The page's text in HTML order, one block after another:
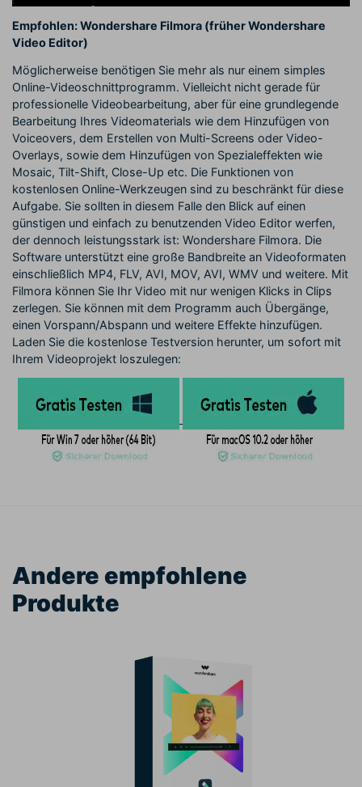
Empfohlen: Wondershare Filmora (früher Wondershare
Video Editor)
Möglicherweise benötigen Sie mehr als nur einem simples
Online-Videoschnittprogramm. Vielleicht nicht gerade für
professionelle Videobearbeitung, aber für eine grundlegende
Bearbeitung Ihres Videomaterials wie dem Hinzufügen von
Voiceovers, dem Erstellen von Multi-Screens oder Video-
Overlays, sowie dem Hinzufügen von Spezialeffekten wie
Mosaic, Tilt-Shift, Close-Up etc. Die Funktionen von
kostenlosen Online-Werkzeugen sind zu beschränkt für diese
Aufgabe. Sie sollten in diesem Falle den Blick auf einen
günstigen und einfach zu benutzenden Video Editor werfen,
der dennoch leistungsstark ist: Wondershare Filmora. Die
Software unterstützt eine große Bandbreite an Videoformaten
einschließlich MP4, FLV, AVI, MOV, AVI, WMV und weitere. Mit
Filmora können Sie Ihr Video mit nur wenigen Klicks in Clips
zerlegen. Sie können mit dem Programm auch Übergänge,
einen Vorspann/Abspann und weitere Effekte hinzufügen.
Laden Sie die kostenlose Testversion herunter, um sofort mit
Ihrem Videoprojekt loszulegen:
Andere empfohlene
Produkte